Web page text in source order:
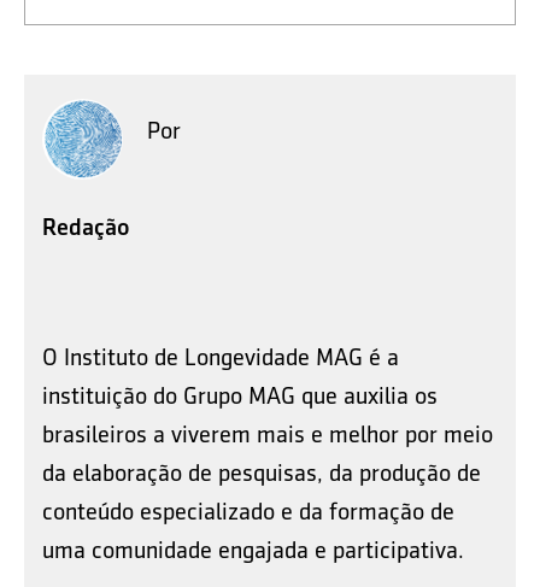
Por
Redação
O Instituto de Longevidade MAG é a
instituição do Grupo MAG que auxilia os
brasileiros a viverem mais e melhor por meio
da elaboração de pesquisas, da produção de
conteúdo especializado e da formação de
uma comunidade engajada e participativa.